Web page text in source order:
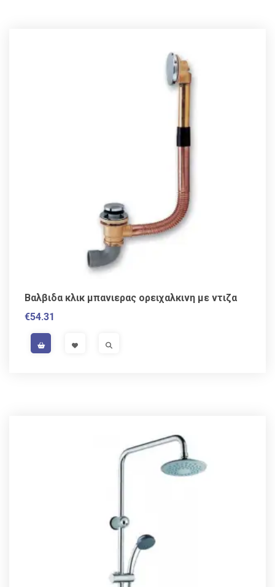
Βαλβιδα κλικ μπανιερας ορειχαλκινη με ντιζα
€54.31
VISIT LINKVISIT LINK